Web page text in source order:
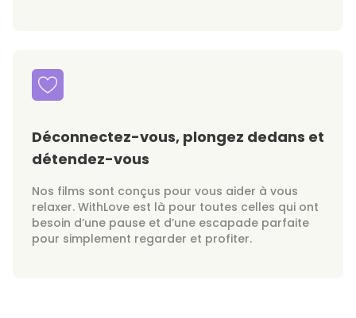
Déconnectez-vous, plongez dedans et
détendez-vous
Nos films sont conçus pour vous aider à vous
relaxer. WithLove est là pour toutes celles qui ont
besoin d’une pause et d’une escapade parfaite
pour simplement regarder et profiter.